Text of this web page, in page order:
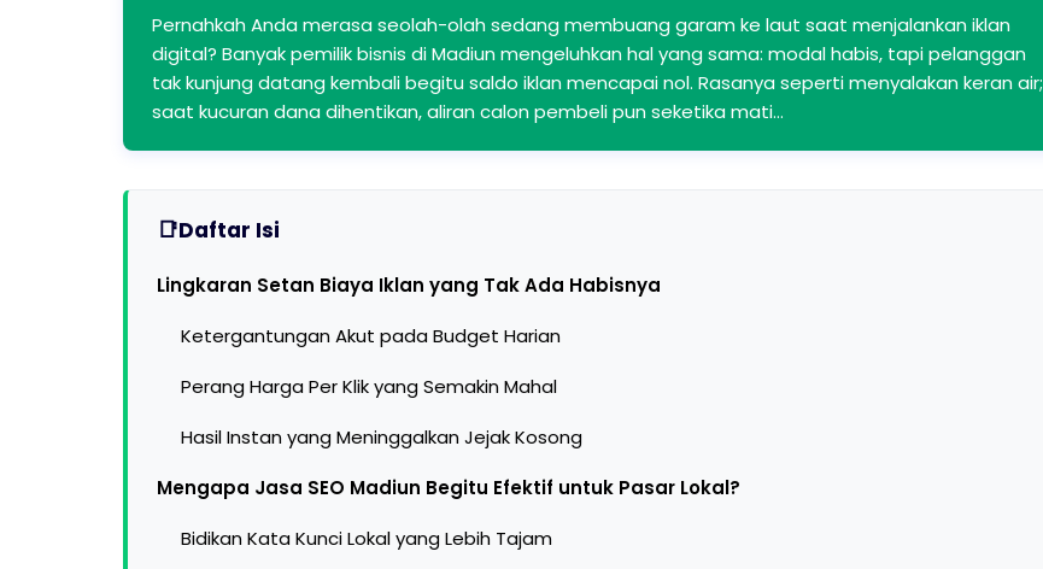
Pernahkah Anda merasa seolah-olah sedang membuang garam ke laut saat menjalankan iklan
digital? Banyak pemilik bisnis di Madiun mengeluhkan hal yang sama: modal habis, tapi pelanggan
tak kunjung datang kembali begitu saldo iklan mencapai nol. Rasanya seperti menyalakan keran air;
saat kucuran dana dihentikan, aliran calon pembeli pun seketika mati…
Daftar Isi
Lingkaran Setan Biaya Iklan yang Tak Ada Habisnya
Ketergantungan Akut pada Budget Harian
Perang Harga Per Klik yang Semakin Mahal
Hasil Instan yang Meninggalkan Jejak Kosong
Mengapa Jasa SEO Madiun Begitu Efektif untuk Pasar Lokal?
Bidikan Kata Kunci Lokal yang Lebih Tajam